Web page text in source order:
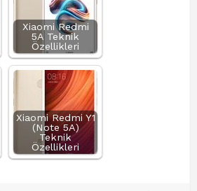
Xiaomi Redmi
5A Teknik
Özellikleri
Xiaomi Redmi Y1
(Note 5A)
Teknik
Özellikleri